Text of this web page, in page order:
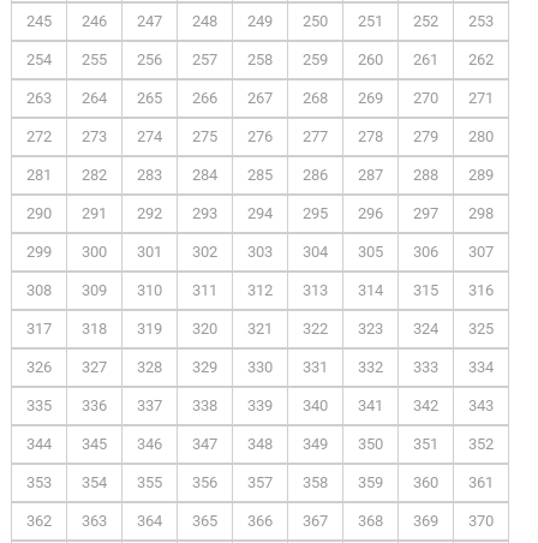
245 246 247 248 249 250 251 252 253
254 255 256 257 258 259 260 261 262
263 264 265 266 267 268 269 270 271
272 273 274 275 276 277 278 279 280
281 282 283 284 285 286 287 288 289
290 291 292 293 294 295 296 297 298
299 300 301 302 303 304 305 306 307
308 309 310 311 312 313 314 315 316
317 318 319 320 321 322 323 324 325
326 327 328 329 330 331 332 333 334
335 336 337 338 339 340 341 342 343
344 345 346 347 348 349 350 351 352
353 354 355 356 357 358 359 360 361
362 363 364 365 366 367 368 369 370